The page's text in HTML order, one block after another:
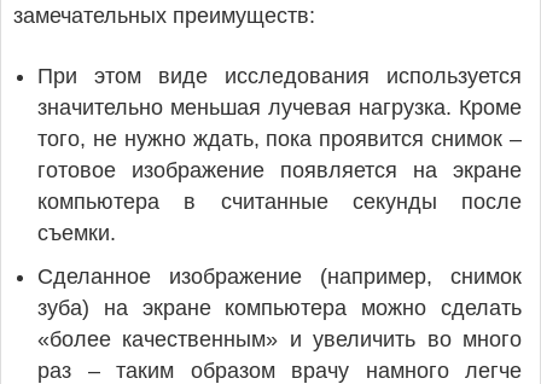
замечательных преимуществ:
При этом виде исследования используется
значительно меньшая лучевая нагрузка. Кроме
того, не нужно ждать, пока проявится снимок –
готовое изображение появляется на экране
компьютера в считанные секунды после
съемки.
Сделанное изображение (например, снимок
зуба) на экране компьютера можно сделать
«более качественным» и увеличить во много
раз – таким образом врачу намного легче